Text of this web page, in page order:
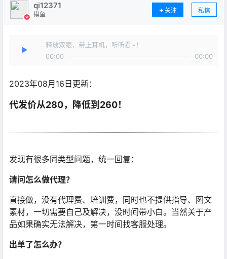
qi12371
摸鱼
关注 私信
释放双眼，带上耳机，听听看~！
00:00
00:00
2023年08月16日更新：
代发价从280，降低到260！
发现有很多同类型问题，统一回复：
请问怎么做代理？
直接做，没有代理费、培训费，同时也不提供指导、图文
素材，一切需要自己及解决，没时间带小白。当然关于产
品如果确实无法解决，第一时间找客服处理。
出单了怎么办？